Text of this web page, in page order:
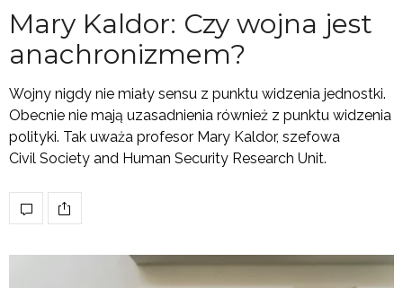
Mary Kaldor: Czy wojna jest
anachronizmem?
Wojny nigdy nie miały sensu z punktu widzenia jednostki.
Obecnie nie mają uzasadnienia również z punktu widzenia
polityki. Tak uważa profesor Mary Kaldor, szefowa
Civil Society and Human Security Research Unit.